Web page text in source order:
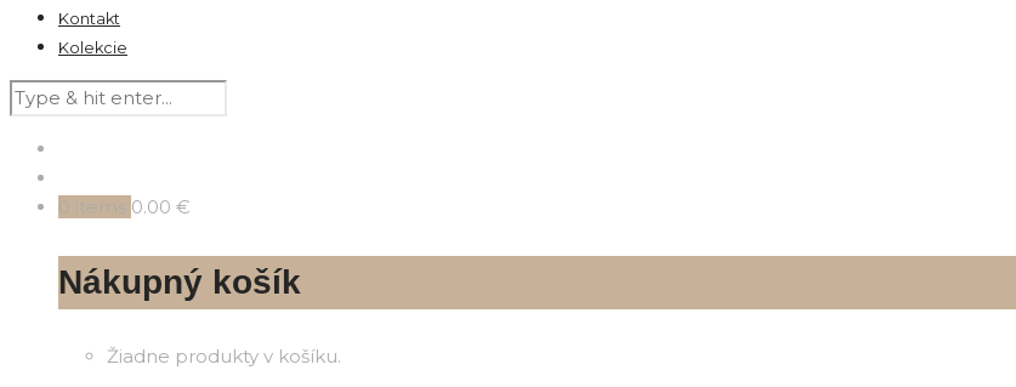
Kontakt
Kolekcie
0 items 0.00 €
Nákupný košík
Žiadne produkty v košíku.